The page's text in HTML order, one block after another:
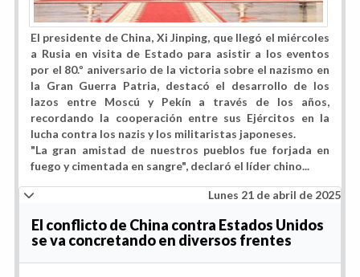
El presidente de China, Xi Jinping, que llegó el miércoles
a Rusia en visita de Estado para asistir a los eventos
por el 80.º aniversario de la victoria sobre el nazismo en
la Gran Guerra Patria, destacó el desarrollo de los
lazos entre Moscú y Pekín a través de los años,
recordando la cooperación entre sus Ejércitos en la
lucha contra los nazis y los militaristas japoneses.
"La gran amistad de nuestros pueblos fue forjada en
fuego y cimentada en sangre", declaró el líder chino...
Lunes 21 de abril de 2025
El conflicto de China contra Estados Unidos
se va concretando en diversos frentes